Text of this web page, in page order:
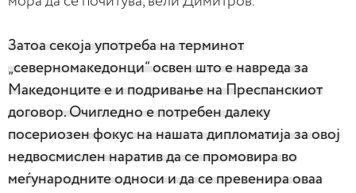
Затоа секоја употреба на терминот
„северномакедонци“ освен што е навреда за
Македонците е и подривање на Преспанскиот
договор. Очигледно е потребен далеку
посериозен фокус на нашата дипломатија за овој
недвосмислен наратив да се промовира во
меѓународните односи и да се превенира оваа